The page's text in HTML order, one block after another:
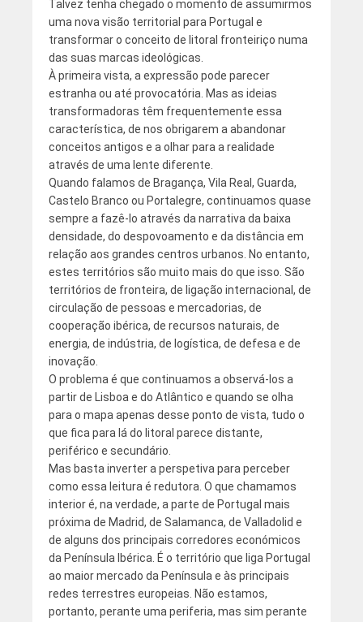
Talvez tenha chegado o momento de assumirmos
uma nova visão territorial para Portugal e
transformar o conceito de litoral fronteiriço numa
das suas marcas ideológicas.
À primeira vista, a expressão pode parecer
estranha ou até provocatória. Mas as ideias
transformadoras têm frequentemente essa
característica, de nos obrigarem a abandonar
conceitos antigos e a olhar para a realidade
através de uma lente diferente.
Quando falamos de Bragança, Vila Real, Guarda,
Castelo Branco ou Portalegre, continuamos quase
sempre a fazê-lo através da narrativa da baixa
densidade, do despovoamento e da distância em
relação aos grandes centros urbanos. No entanto,
estes territórios são muito mais do que isso. São
territórios de fronteira, de ligação internacional, de
circulação de pessoas e mercadorias, de
cooperação ibérica, de recursos naturais, de
energia, de indústria, de logística, de defesa e de
inovação.
O problema é que continuamos a observá-los a
partir de Lisboa e do Atlântico e quando se olha
para o mapa apenas desse ponto de vista, tudo o
que fica para lá do litoral parece distante,
periférico e secundário.
Mas basta inverter a perspetiva para perceber
como essa leitura é redutora. O que chamamos
interior é, na verdade, a parte de Portugal mais
próxima de Madrid, de Salamanca, de Valladolid e
de alguns dos principais corredores económicos
da Península Ibérica. É o território que liga Portugal
ao maior mercado da Península e às principais
redes terrestres europeias. Não estamos,
portanto, perante uma periferia, mas sim perante